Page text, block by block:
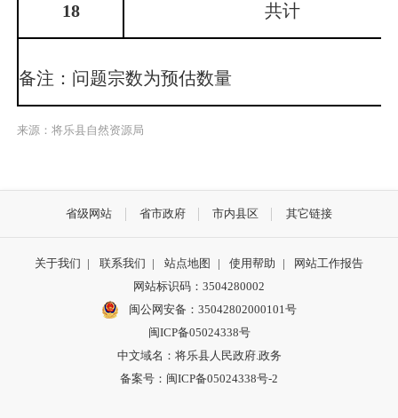
18 共计
备注：问题宗数为预估数量
来源：将乐县自然资源局
省级网站 省市政府 市内县区 其它链接
关于我们 | 联系我们 | 站点地图 | 使用帮助 |
网站工作报告
网站标识码：3504280002
闽公网安备：35042802000101号
闽ICP备05024338号
中文域名：将乐县人民政府.政务
备案号：闽ICP备05024338号-2